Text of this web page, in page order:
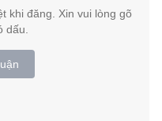
khi đăng. Xin vui lòng gõ
dấu.